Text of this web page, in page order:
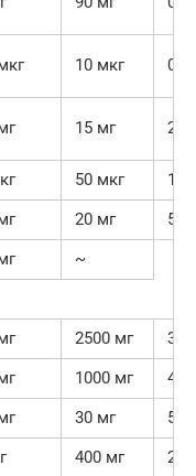
10 мкг
15 мг
50 мкг
20 мг
~
2500 мг
3%
1000 мг
30 мг
5%
400 мг